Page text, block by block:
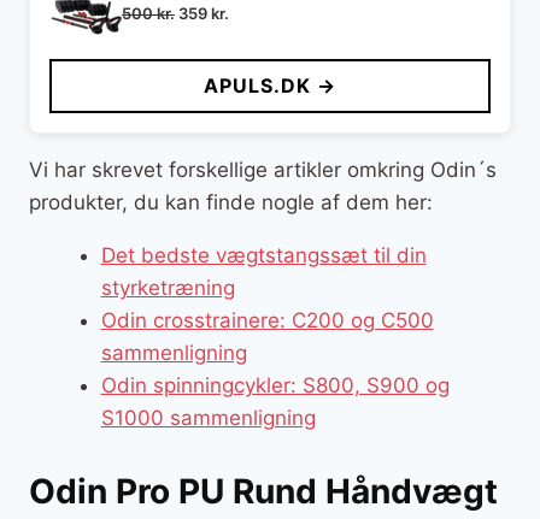
500kr. Den
pris
500 kr..
359kr.
pris
er:
359 kr..
APULS.DK →
Vi har skrevet forskellige artikler omkring Odin´s
produkter, du kan finde nogle af dem her:
Det bedste vægtstangssæt til din
styrketræning
Odin crosstrainere: C200 og C500
sammenligning
Odin spinningcykler: S800, S900 og
S1000 sammenligning
Odin Pro PU Rund Håndvægt